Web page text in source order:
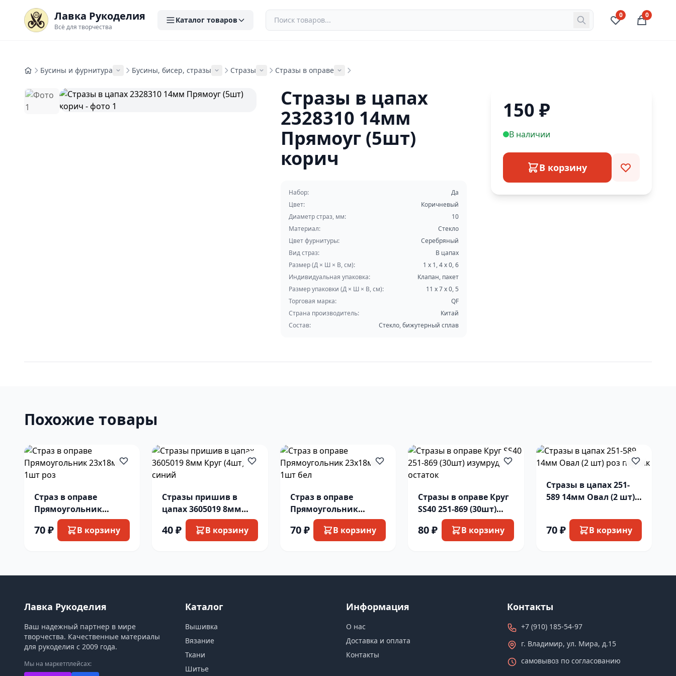
Лавка Рукоделия
Всё для творчества
Каталог товаров
0 0
Бусины и фурнитура Бусины, бисер, стразы Стразы Стразы в оправе
Стразы в цапах
2328310 14мм
Прямоуг (5шт)
корич
Набор:
Да
Цвет:
Коричневый
Диаметр страз, мм:
10
Материал:
Стекло
Цвет фурнитуры:
Серебряный
Вид страз:
В цапах
Размер (Д × Ш × В, см):
1 х 1, 4 х 0, 6
Индивидуальная упаковка:
Клапан, пакет
Размер упаковки (Д × Ш × В, см):
11 х 7 х 0, 5
Торговая марка:
QF
Страна производитель:
Китай
Состав:
Стекло, бижутерный сплав
150 ₽
В наличии
В корзину
Похожие товары
Страз в оправе
Прямоугольник
23х18мм 1шт роз
70 ₽ В корзину
Стразы пришив в
цапах 3605019 8мм
Круг (4шт) синий
40 ₽ В корзину
Страз в оправе
Прямоугольник
23х18мм 1шт бел
70 ₽ В корзину
Стразы в оправе Круг
SS40 251-869 (30шт)
изумруд остаток
80 ₽ В корзину
Стразы в цапах 251-
589 14мм Овал (2 шт)
70 ₽ В корзину
Лавка Рукоделия
Ваш надежный партнер в мире
творчества. Качественные материалы
для рукоделия с 2009 года.
Мы на маркетплейсах:
Каталог
Вышивка
Вязание
Ткани
Шитье
Информация
О нас
Доставка и оплата
Контакты
Контакты
+7 (910) 185-54-97
г. Владимир, ул. Мира, д.15
самовывоз по согласованию